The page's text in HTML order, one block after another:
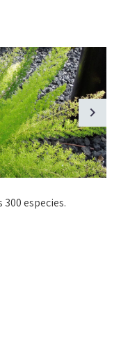
especies.